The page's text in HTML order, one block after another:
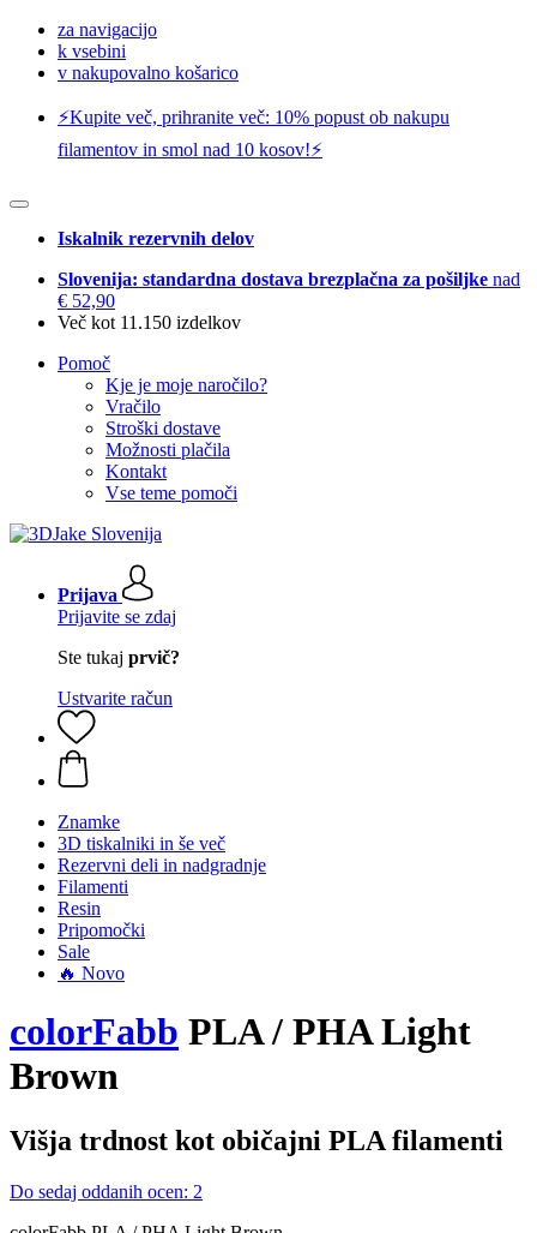
za navigacijo
k vsebini
v nakupovalno košarico
⚡️Kupite več, prihranite več: 10% popust ob nakupu
filamentov in smol nad 10 kosov!⚡️
Iskalnik rezervnih delov
Slovenija: standardna dostava brezplačna za pošiljke nad
€ 52,90
Več kot 11.150 izdelkov
Pomoč
Kje je moje naročilo?
Vračilo
Stroški dostave
Možnosti plačila
Kontakt
Vse teme pomoči
Prijava
Prijavite se zdaj
Ste tukaj prvič?
Ustvarite račun
Znamke
3D tiskalniki in še več
Rezervni deli in nadgradnje
Filamenti
Resin
Pripomočki
Sale
🔥 Novo
colorFabb PLA / PHA Light
Brown
Višja trdnost kot običajni PLA filamenti
Do sedaj oddanih ocen: 2